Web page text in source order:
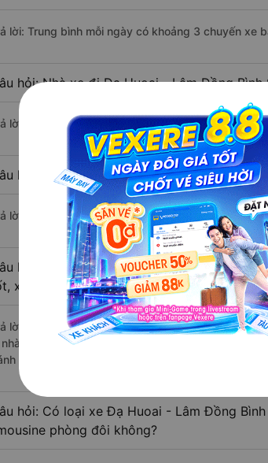
lời: Trung bình mỗi ngày có khoảng 3 chuyến xe
hỏi: Nhà xe đi Đạ Huoai - Lâm Đồng
lời: Chuyến xe có giờ xuất phát sớm nhất vào lúc
hỏi: Nhà xe đi Bình Sơn - Quảng Ngãi từ
lời: Chuyến xe có giờ xuất phát trễ (muộn) nhất
hỏi: Review xe đi Bình Sơn - Quảng
xuất sắc, cao cấp nhất?
lời: Những hãng xe đi Đạ Huoai - Lâm Đồng
nhà xe Xuân Hải đi Bình Sơn - Quảng Ngãi từ Đạ
giá của khách hàng).
hỏi: Có loại xe Đạ Huoai - Lâm Đồng
phòng đôi không?